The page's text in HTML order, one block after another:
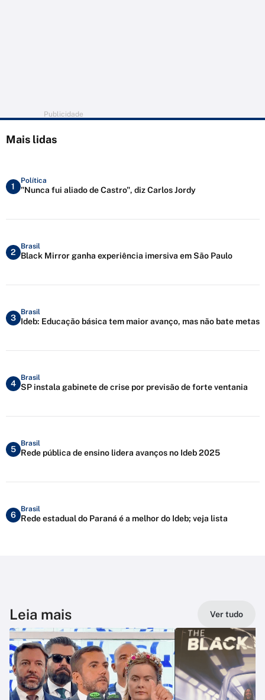
Publicidade
Mais lidas
1
Política
"Nunca fui aliado de Castro", diz Carlos Jordy
2
Brasil
Black Mirror ganha experiência imersiva em São Paulo
3
Brasil
Ideb: Educação básica tem maior avanço, mas não bate metas
4
Brasil
SP instala gabinete de crise por previsão de forte ventania
5
Brasil
Rede pública de ensino lidera avanços no Ideb 2025
6
Brasil
Rede estadual do Paraná é a melhor do Ideb; veja lista
Leia mais Ver tudo